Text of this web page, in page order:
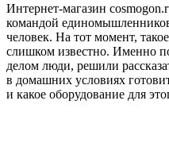
Интернет-магазин
командой
человек. На тот момент,
слишком известно. Именно
делом люди, решили
в домашних условиях
и какое оборудование для